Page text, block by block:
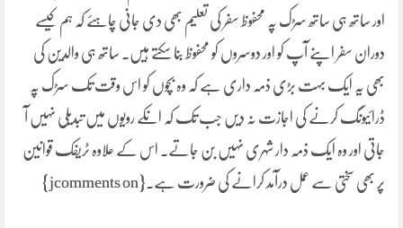
اور ساتھ ہی ساتھ سڑک پہ محفوظ سفر کی تعلیم بھی دی جانی چاہئے کہ ہم کیسے
دوران سفر اپنے آپ کو اور دوسروں کو محفوظ بنا سکتے ہیں۔ ساتھ ہی والدین کی
بھی یہ ایک بہت بڑی ذمہ داری ہے کہ وہ بچوں کو اس وقت تک سڑک پہ
ڈرائیونگ کرنے کی اجازت نہ دیں جب تک کہ انکے رویوں میں تبدیلی نہیں آ
جاتی اور وہ ایک ذمہ دار شہری نہیں بن جاتے۔ اس کے علاوہ ٹریفک قوانین
پر بھی سختی سے عمل درآمد کرانے کی ضرورت ہے۔{jcomments on}